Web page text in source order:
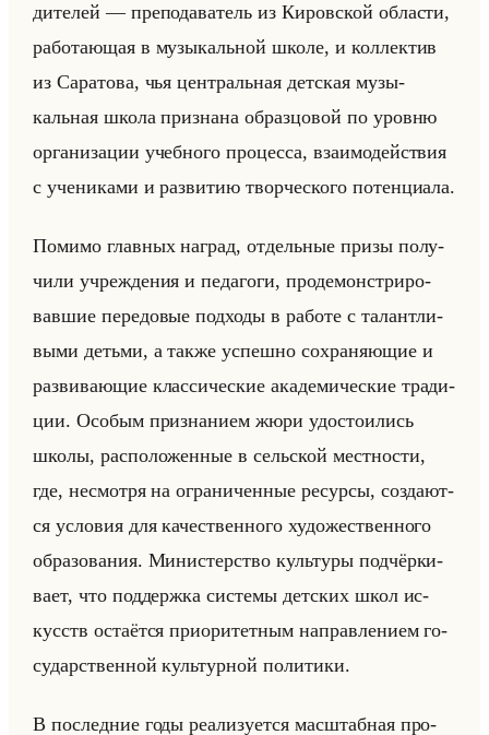
ди­те­лей — пре­по­да­ва­тель из Ки­ров­ской об­ла­сти,
ра­бо­та­ющая в му­зы­кальной школе, и кол­лек­тив
из Са­ра­то­ва, чья цен­тральная дет­ская му­зы­
кальная школа при­зна­на об­раз­цо­вой по уров­ню
ор­га­ни­за­ции учеб­но­го про­цес­са, вза­имо­действия
с уче­ни­ка­ми и раз­ви­тию твор­че­ско­го по­тен­ци­ала.
По­ми­мо глав­ных на­град, от­дельные призы по­лу­
чи­ли учре­жде­ния и пе­да­го­ги, про­де­мон­стри­ро­
вав­шие пе­ре­до­вые под­хо­ды в ра­бо­те с та­лант­ли­
вы­ми детьми, а также успеш­но со­хра­ня­ющие и
раз­ви­ва­ющие клас­си­че­ские ака­де­ми­че­ские тра­ди­
ции. Осо­бым при­зна­ни­ем жюри удо­сто­ились
школы, рас­по­ло­жен­ные в сельской мест­но­сти,
где, несмот­ря на огра­ни­чен­ные ре­сур­сы, со­зда­ют­
ся усло­вия для ка­че­ствен­но­го ху­до­же­ствен­но­го
об­ра­зо­ва­ния. Ми­ни­стер­ство культу­ры под­чёр­ки­
ва­ет, что под­держ­ка си­сте­мы дет­ских школ ис­
кусств оста­ёт­ся при­ори­тет­ным на­прав­ле­ни­ем го­
су­дар­ствен­ной культур­ной по­ли­ти­ки.
В по­след­ние годы ре­али­зу­ет­ся мас­штаб­ная про­